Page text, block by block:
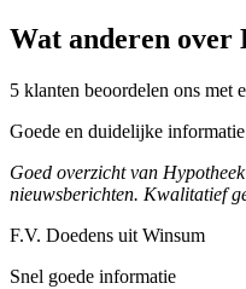
Wat anderen over
5 klanten beoordelen ons met
Goede en duidelijke informatie
Goed overzicht van
nieuwsberichten. Kwalitatief
F.V. Doedens uit Winsum
Snel goede informatie